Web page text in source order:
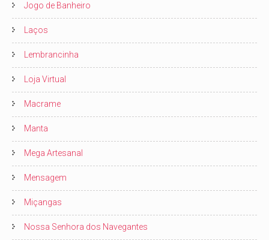
Jogo de Banheiro
Laços
Lembrancinha
Loja Virtual
Macrame
Manta
Mega Artesanal
Mensagem
Miçangas
Nossa Senhora dos Navegantes